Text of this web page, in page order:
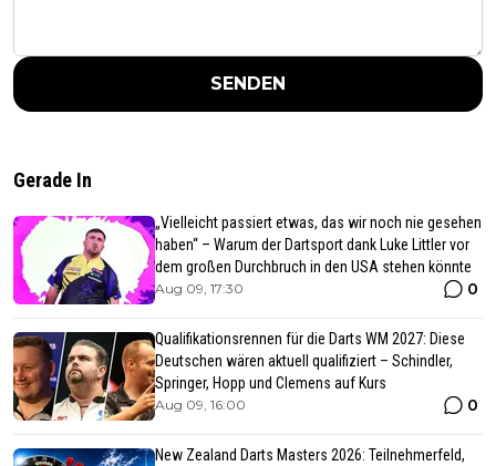
SENDEN
Gerade In
„Vielleicht passiert etwas, das wir noch nie gesehen
haben“ – Warum der Dartsport dank Luke Littler vor
dem großen Durchbruch in den USA stehen könnte
Aug 09, 17:30 0
Qualifikationsrennen für die Darts WM 2027: Diese
Deutschen wären aktuell qualifiziert – Schindler,
Springer, Hopp und Clemens auf Kurs
Aug 09, 16:00 0
New Zealand Darts Masters 2026: Teilnehmerfeld,